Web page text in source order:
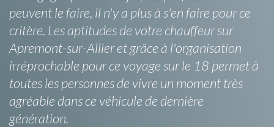
peuvent le faire, il n'y a plus à s'en faire pour ce
critère. Les aptitudes de votre chauffeur sur
Apremont-sur-Allier et grâce à l'organisation
irréprochable pour ce voyage sur le 18 permet à
toutes les personnes de vivre un moment très
agréable dans ce véhicule de dernière
génération.